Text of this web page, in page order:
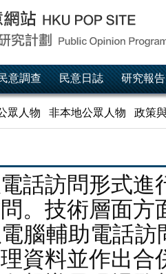
意調查 民意日誌 研究報告
眾人物 非本地公眾人物 政策
話訪問形式進
。技術層面方
腦輔助電話訪
資料並作出合